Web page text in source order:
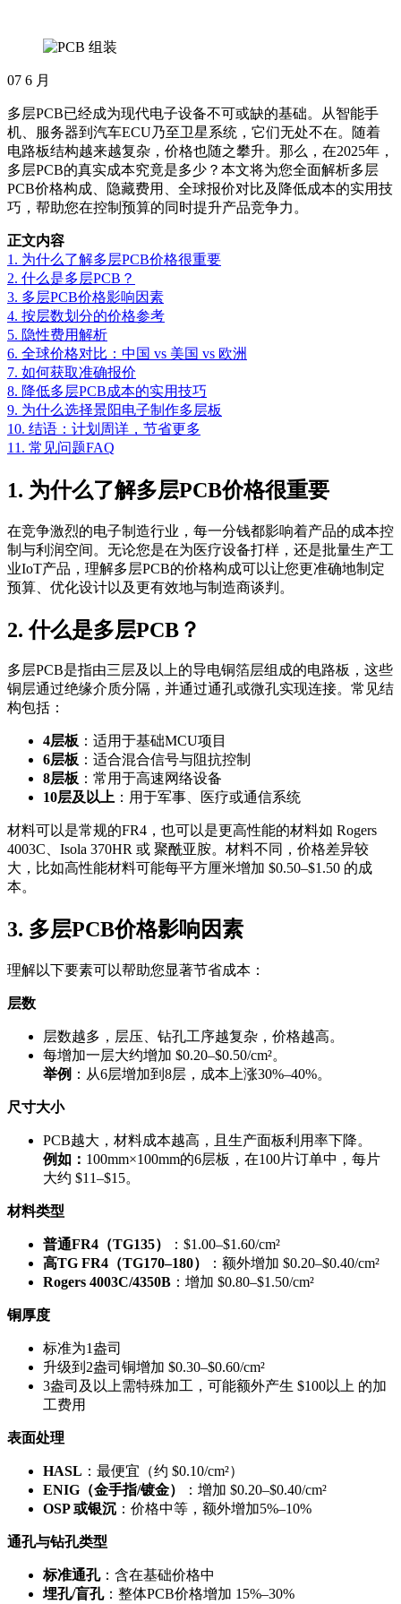
07 6 月
多层PCB已经成为现代电子设备不可或缺的基础。从智能手
机、服务器到汽车ECU乃至卫星系统，它们无处不在。随着
电路板结构越来越复杂，价格也随之攀升。那么，在2025年，
多层PCB的真实成本究竟是多少？本文将为您全面解析多层
PCB价格构成、隐藏费用、全球报价对比及降低成本的实用技
巧，帮助您在控制预算的同时提升产品竞争力。
正文内容
1. 为什么了解多层PCB价格很重要
2. 什么是多层PCB？
3. 多层PCB价格影响因素
4. 按层数划分的价格参考
5. 隐性费用解析
6. 全球价格对比：中国 vs 美国 vs 欧洲
7. 如何获取准确报价
8. 降低多层PCB成本的实用技巧
9. 为什么选择景阳电子制作多层板
10. 结语：计划周详，节省更多
11. 常见问题FAQ
1. 为什么了解多层PCB价格很重要
在竞争激烈的电子制造行业，每一分钱都影响着产品的成本控
制与利润空间。无论您是在为医疗设备打样，还是批量生产工
业IoT产品，理解多层PCB的价格构成可以让您更准确地制定
预算、优化设计以及更有效地与制造商谈判。
2. 什么是多层PCB？
多层PCB是指由三层及以上的导电铜箔层组成的电路板，这些
铜层通过绝缘介质分隔，并通过通孔或微孔实现连接。常见结
构包括：
4层板 ：适用于基础MCU项目
6层板 ：适合混合信号与阻抗控制
8层板 ：常用于高速网络设备
10层及以上 ：用于军事、医疗或通信系统
材料可以是常规的FR4，也可以是更高性能的材料如 Rogers
4003C、Isola 370HR 或 聚酰亚胺。材料不同，价格差异较
大，比如高性能材料可能每平方厘米增加 $0.50–$1.50 的成
本。
3. 多层PCB价格影响因素
理解以下要素可以帮助您显著节省成本：
层数
层数越多，层压、钻孔工序越复杂，价格越高。
每增加一层大约增加 $0.20–$0.50/cm²。
举例 ：从6层增加到8层，成本上涨30%–40%。
尺寸大小
PCB越大，材料成本越高，且生产面板利用率下降。
例如： 100mm×100mm的6层板，在100片订单中，每片
大约 $11–$15。
材料类型
普通FR4（TG135）
：$1.00–$1.60/cm²
高TG FR4（TG170–180）
：额外增加 $0.20–$0.40/cm²
Rogers 4003C/4350B ：增加 $0.80–$1.50/cm²
铜厚度
标准为1盎司
升级到2盎司铜增加 $0.30–$0.60/cm²
3盎司及以上需特殊加工，可能额外产生 $100以上 的加
工费用
表面处理
HASL ：最便宜（约 $0.10/cm²）
ENIG（金手指/镀金）
：增加 $0.20–$0.40/cm²
OSP 或银沉 ：价格中等，额外增加5%–10%
通孔与钻孔类型
标准通孔：含在基础价格中
埋孔/盲孔：整体PCB价格增加 15%–30%